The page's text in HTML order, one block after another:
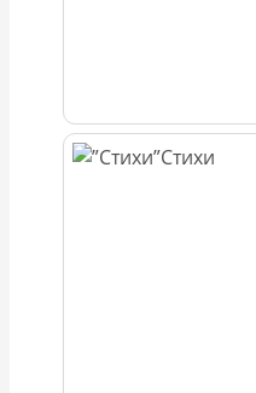
Стихи